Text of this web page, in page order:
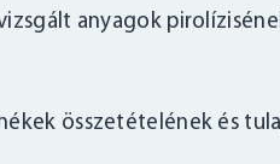
anyagok
összetételének és